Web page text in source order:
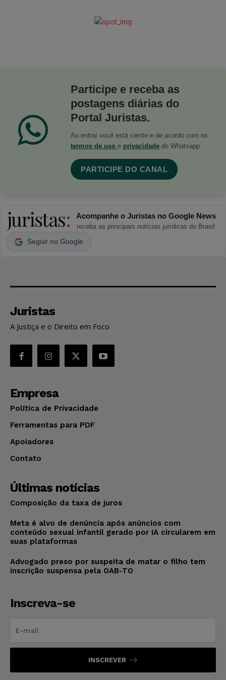
Participe e receba as
postagens diárias do
Portal Juristas.
Ao entrar você está ciente e de acordo com os
termos de uso e privacidade do Whatsapp.
PARTICIPE DO CANAL
Acompanhe o Juristas no Google News
receba as principais notícias jurídicas do Brasil
Seguir no Google
Juristas
A Justiça e o Direito em Foco
Empresa
Política de Privacidade
Ferramentas para PDF
Apoiadores
Contato
Últimas notícias
Composição da taxa de juros
Meta é alvo de denúncia após anúncios com
conteúdo sexual infantil gerado por IA circularem em
suas plataformas
Advogado preso por suspeita de matar o filho tem
inscrição suspensa pela OAB-TO
Inscreva-se
INSCREVER